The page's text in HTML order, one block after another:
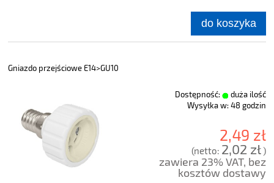
do koszyka
Gniazdo przejściowe E14>GU10
Dostępność:
duża ilość
Wysyłka w: 48 godzin
2,49 zł
(netto: 2,02 zł)
zawiera 23% VAT, bez
kosztów dostawy